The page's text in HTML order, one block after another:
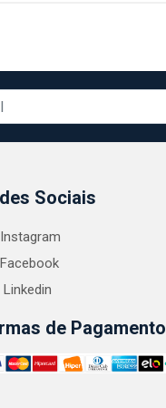
Sociais
Instagram
Facebook
Linkedin
de Pagamento